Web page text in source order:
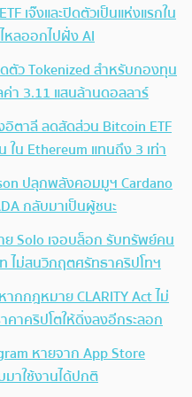
เจ๊งและปิดตัวเป็นแห่งแรกใน
หลออกไปฝั่ง AI
ตัว Tokenized สำหรับกองทุน
า 3.11 แสนล้านดอลลาร์
ตาลี ลดสัดส่วน Bitcoin ETF
น Ethereum แทนถึง 3 เท่า
ปลุกพลังคอมมูฯ Cardano
กลับมาเป็นผู้ชนะ
Solo เจอบล็อก รับทรัพย์คน
ไม่สนวิกฤตศรัทธาคริปโทฯ
กกฎหมาย CLARITY Act ไม่
าคริปโตให้ดิ่งลงอีกระลอก
หายจาก App Store
าใช้งานได้ปกติ